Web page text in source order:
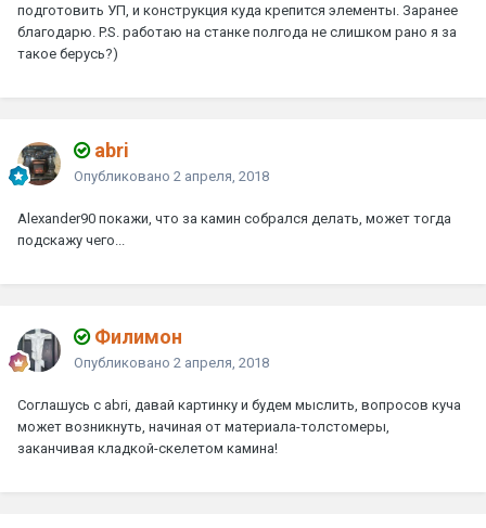
подготовить УП, и конструкция куда крепится элементы. Заранее
благодарю. P.S. работаю на станке полгода не слишком рано я за
такое берусь?)
abri
Опубликовано 2 апреля, 2018
Alexander90 покажи, что за камин собрался делать, может тогда
подскажу чего...
Филимон
Опубликовано 2 апреля, 2018
Соглашусь с abri , давай картинку и будем мыслить, вопросов куча
может возникнуть, начиная от материала-толстомеры,
заканчивая кладкой-скелетом камина!